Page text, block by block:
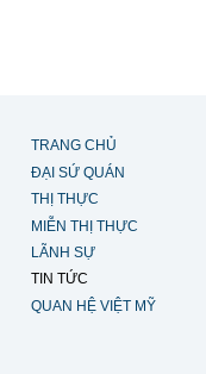
TRANG CHỦ
ĐẠI SỨ QUÁN
THỊ THỰC
MIỄN THỊ THỰC
LÃNH SỰ
TIN TỨC
QUAN HỆ VIỆT MỸ